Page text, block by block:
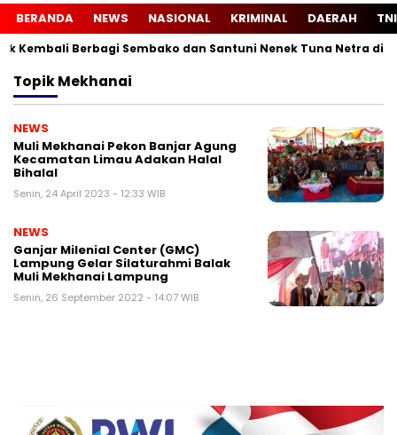
BERANDA NEWS NASIONAL KRIMINAL DAERAH
Berbagi Sembako dan Santuni Nenek Tuna Netra di
TopikMekhanai
NEWS
Muli Mekhanai Pekon Banjar Agung
Kecamatan Limau Adakan Halal
Bihalal
Senin, 24 April 2023 - 12:33 WIB
NEWS
Ganjar Milenial Center (GMC)
Lampung Gelar Silaturahmi Balak
Muli Mekhanai Lampung
Senin, 26 September 2022 - 14:07 WIB